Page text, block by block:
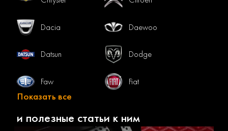
Dacia Daewoo
Datsun Dodge
Faw Fiat
Показать все
и полезные статьи к ним